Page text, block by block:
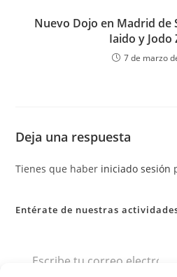
Nuevo Dojo en Madrid de
Iaido y Jodo
7 de marzo
Deja una respuesta
Tienes que haber iniciado sesión
Entérate de nuestras